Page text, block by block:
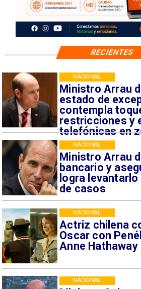
Ministro Arrau
estado de
contempla
restricciones y
telefónicas en
NACIONAL
Ministro Arrau
bancario y
logra
de casos
NACIONAL
Actriz chilena
Oscar con
Anne Hathaway
NACIONAL
NACIONAL
RECIENTES